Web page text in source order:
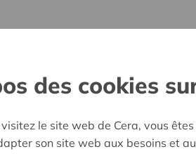
barrières
Approved
des cookies
le site web de Cera, vous
son site web aux besoins et